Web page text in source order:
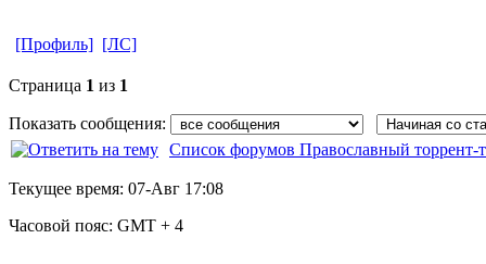
[Профиль] [ЛС]
Страница 1 из 1
Показать сообщения:
Список форумов Православный торрент-
Текущее время: 07-Авг 17:08
Часовой пояс: GMT + 4